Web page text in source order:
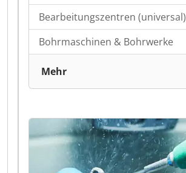
Bearbeitungszentren (universal)
Bohrmaschinen & Bohrwerke
Mehr